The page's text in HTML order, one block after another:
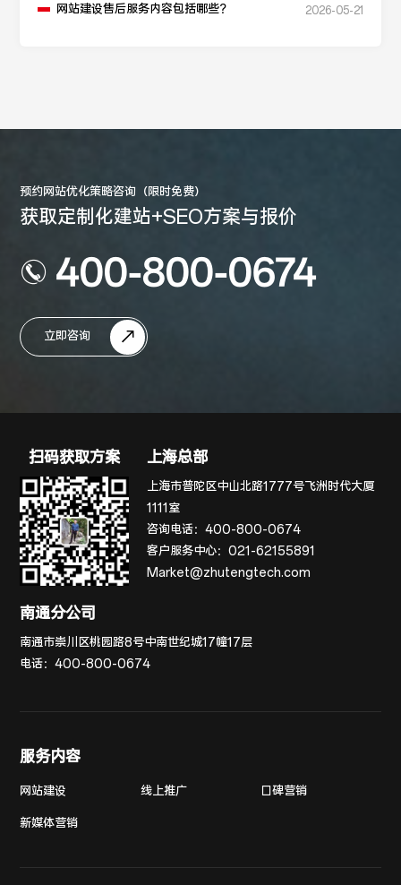
网站建设售后服务内容包括哪些？ 2026-05-21
预约网站优化策略咨询（限时免费）
获取定制化建站+SEO方案与报价
400-800-0674
立即咨询
扫码获取方案 上海总部
上海市普陀区中山北路1777号飞洲时代大厦
1111室
咨询电话：400-800-0674
客户服务中心：021-62155891
Market@zhutengtech.com
南通分公司
南通市崇川区桃园路8号中南世纪城17幢17层
电话：400-800-0674
服务内容
网站建设 线上推广 口碑营销
新媒体营销